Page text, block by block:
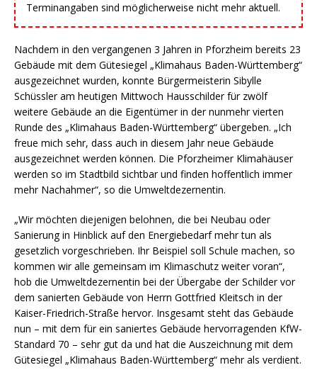
Terminangaben sind möglicherweise nicht mehr aktuell.
Nachdem in den vergangenen 3 Jahren in Pforzheim bereits 23
Gebäude mit dem Gütesiegel „Klimahaus Baden-Württemberg“
ausgezeichnet wurden, konnte Bürgermeisterin Sibylle
Schüssler am heutigen Mittwoch Hausschilder für zwölf
weitere Gebäude an die Eigentümer in der nunmehr vierten
Runde des „Klimahaus Baden-Württemberg“ übergeben. „Ich
freue mich sehr, dass auch in diesem Jahr neue Gebäude
ausgezeichnet werden können. Die Pforzheimer Klimahäuser
werden so im Stadtbild sichtbar und finden hoffentlich immer
mehr Nachahmer“, so die Umweltdezernentin.
„Wir möchten diejenigen belohnen, die bei Neubau oder
Sanierung in Hinblick auf den Energiebedarf mehr tun als
gesetzlich vorgeschrieben. Ihr Beispiel soll Schule machen, so
kommen wir alle gemeinsam im Klimaschutz weiter voran“,
hob die Umweltdezernentin bei der Übergabe der Schilder vor
dem sanierten Gebäude von Herrn Gottfried Kleitsch in der
Kaiser-Friedrich-Straße hervor. Insgesamt steht das Gebäude
nun – mit dem für ein saniertes Gebäude hervorragenden KfW-
Standard 70 – sehr gut da und hat die Auszeichnung mit dem
Gütesiegel „Klimahaus Baden-Württemberg“ mehr als verdient.